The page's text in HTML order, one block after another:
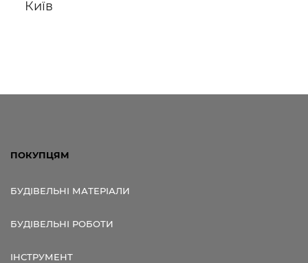
Київ
ПОКУПЦЯМ
БУДІВЕЛЬНІ МАТЕРІАЛИ
БУДІВЕЛЬНІ РОБОТИ
ІНСТРУМЕНТ